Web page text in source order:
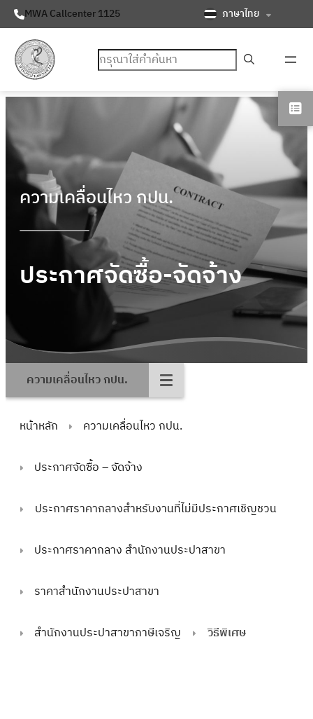
MWA Callcenter 1125 ภาษาไทย
ค้นหา
ความเคลื่อนไหว กปน.
ประกาศจัดซื้อ-จัดจ้าง
ความเคลื่อนไหว กปน.
หน้าหลัก ความเคลื่อนไหว กปน.
ประกาศจัดซื้อ – จัดจ้าง
ประกาศราคากลางสำหรับงานที่ไม่มีประกาศเชิญชวน
ประกาศราคากลาง สำนักงานประปาสาขา
ราคาสำนักงานประปาสาขา
สำนักงานประปาสาขาภาษีเจริญ วิธีพิเศษ